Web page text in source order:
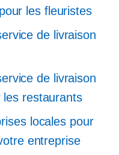
les fleuristes
de livraison
de livraison
les restaurants
locales pour
entreprise